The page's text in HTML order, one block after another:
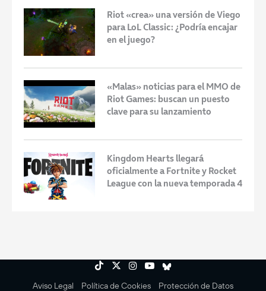
Riot «crea» una versión de Viego
para LoL Classic: ¿Podría encajar
en el juego?
«Malas» noticias para el MMO de
Riot Games: buscan un puesto
clave para su lanzamiento
Kingdom Hearts llegará
oficialmente a Fortnite y Rocket
League con la nueva temporada 4
Aviso Legal Política de Cookies Protección de Datos